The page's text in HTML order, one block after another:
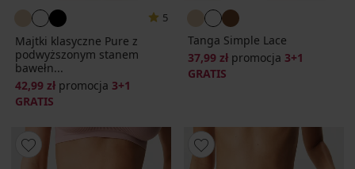
5
Majtki klasyczne Pure z
podwyższonym stanem
bawełn...
42,99 zł promocja 3+1
GRATIS
Tanga Simple Lace
37,99 zł promocja 3+1
GRATIS